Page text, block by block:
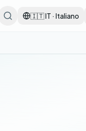
🇮🇹 IT · Italiano